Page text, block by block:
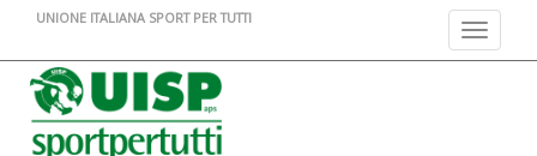
Toggle
UNIONE ITALIANA SPORT PER TUTTI